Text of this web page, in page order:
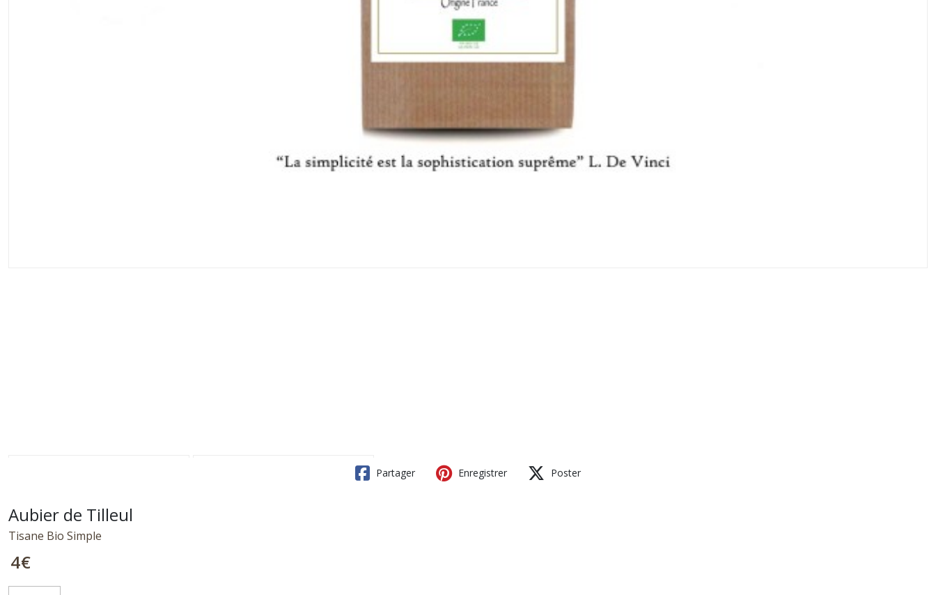
Partager Enregistrer Poster
Aubier de Tilleul
Tisane Bio Simple
4€